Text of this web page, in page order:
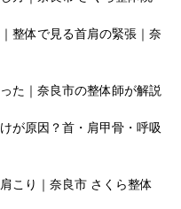
整体で見る首肩の緊張｜奈
た｜奈良市の整体師が解説
が原因？首・肩甲骨・呼吸
こり｜奈良市 さくら整体